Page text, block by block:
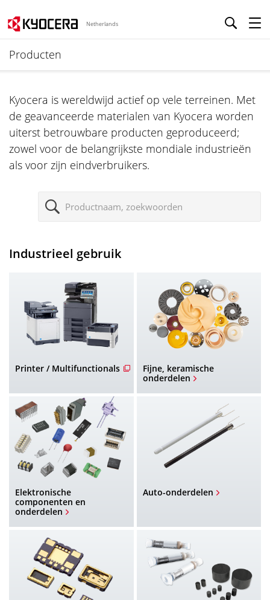
Netherlands
Producten
Kyocera is wereldwijd actief op vele terreinen. Met
de geavanceerde materialen van Kyocera worden
uiterst betrouwbare producten geproduceerd;
zowel voor de belangrijkste mondiale industrieën
als voor zijn eindverbruikers.
Industrieel gebruik
Printer / Multifunctionals
Fijne, keramische
onderdelen
Elektronische
componenten en
onderdelen
Auto-onderdelen